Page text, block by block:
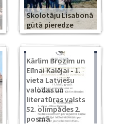
Skolotāju Lisabonā
gūtā pieredze
Kārlim Brozim un
Elīnai Kalējai - 1.
vieta Latviešu
valodas un
literatūras valsts
52. olimpādes 2.
posmā